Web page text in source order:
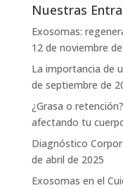
Nuestras
Exosomas:
12 de noviembre
La importancia de
de septiembre de
¿Grasa o
afectando tu
Diagnóstico
de abril de 2025
Exosomas en el